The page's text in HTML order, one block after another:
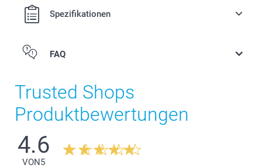
Spezifikationen
Kleiner Blumentopf
FAQ
Trusted Shops
Produktbewertungen
4.6
VON5